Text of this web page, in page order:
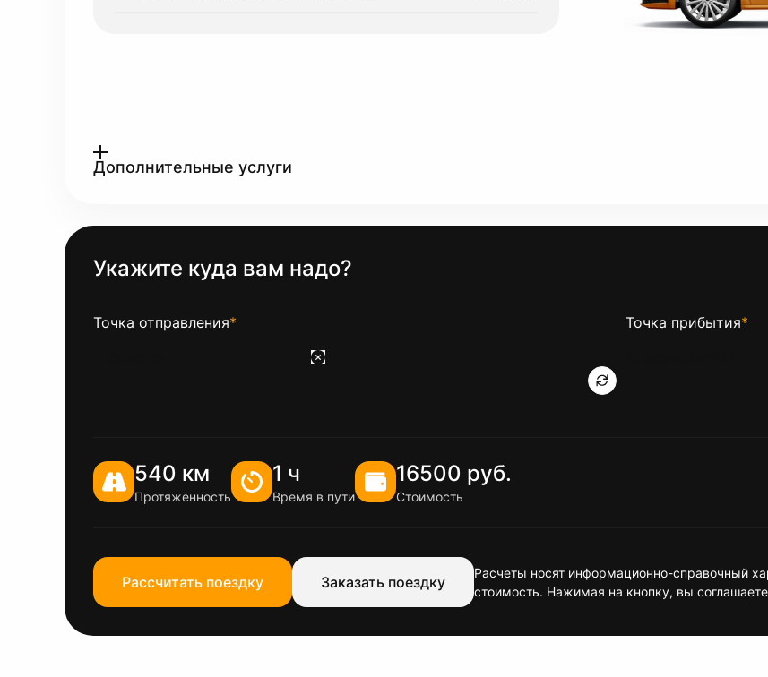
Дополнительные услуги
Укажите куда вам надо?
Точка отправления* Точка прибытия*
540 км
Протяженность
1 ч
Время в пути
16500 руб.
Стоимость
Рассчитать поездку Заказать поездку
Расчеты носят информационно-справочный
стоимость. Нажимая на кнопку, вы